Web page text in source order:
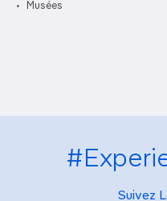
Musées
Suivez